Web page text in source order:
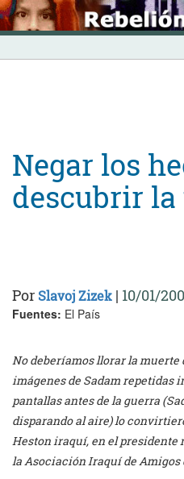
Skip
to
content
INICIO
Negar los
descubrir la
Por Slavoj Zizek | 10/01/
Fuentes: El País
No deberíamos llorar la muerte
imágenes de Sadam repetidas
pantallas antes de la guerra
disparando al aire) lo
Heston iraquí, en el presidente
la Asociación Iraquí de Amigos